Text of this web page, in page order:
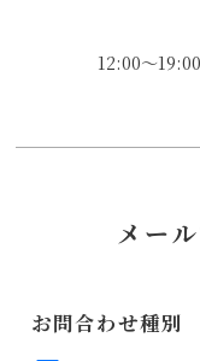
12:00～
メー
お問合わせ種別